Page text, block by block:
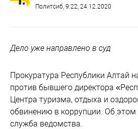
Политсиб , 9:22, 24.12.2020
Дело уже направлено в суд
Прокуратура Республики Алтай
против бывшего директора
Центра туризма, отдыха и
обвинению в коррупции. Об этом
служба ведомства.